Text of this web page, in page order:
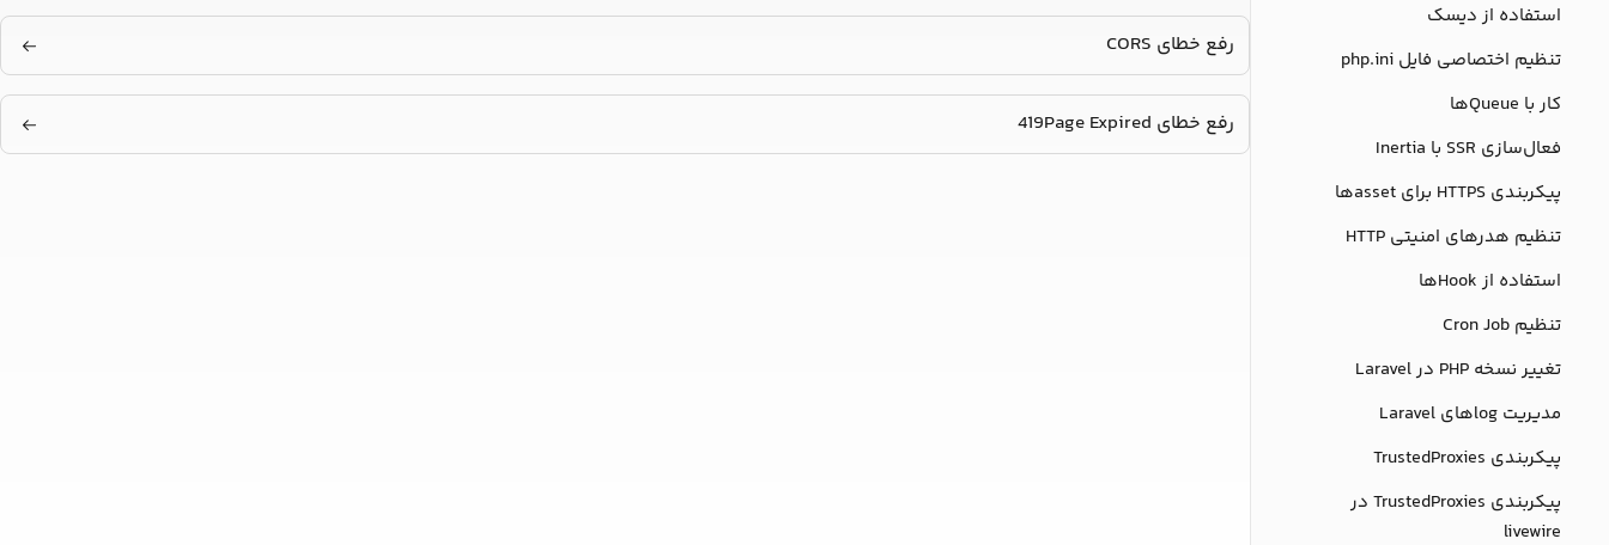
استفاده از دیسک
تنظیم اختصاصی فایل php.ini
کار با Queueها
فعال‌سازی SSR با Inertia
پیکربندی HTTPS برای assetها
تنظیم هدرهای امنیتی HTTP
استفاده از Hookها
تنظیم Cron Job
تغییر نسخه PHP در Laravel
مدیریت logهای Laravel
پیکربندی TrustedProxies
پیکربندی TrustedProxies در
livewire
رفع خطای CORS
رفع خطای 419Page Expired